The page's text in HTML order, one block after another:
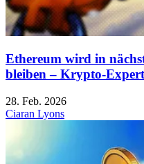
Ethereum wird in
bleiben – Krypto-
28. Feb. 2026
Ciaran Lyons